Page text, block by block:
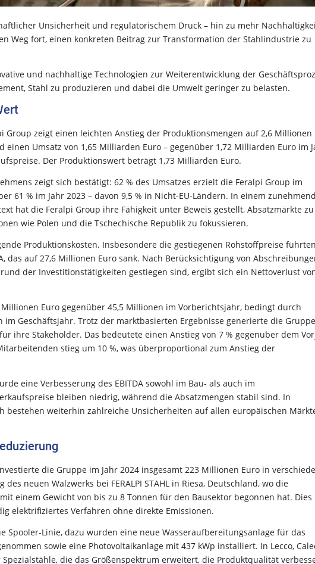
Unsicherheit und regulatorischem Druck – hin zu mehr
Weg fort, einen konkreten Beitrag zur Transformation der Stahlindustrie zu
und nachhaltige Technologien zur Weiterentwicklung der
Stahl zu produzieren und dabei die Umwelt geringer zu belasten.
Group zeigt einen leichten Anstieg der Produktionsmengen auf 2,6 Millionen
einen Umsatz von 1,65 Milliarden Euro – gegenüber 1,72 Milliarden Euro im
Der Produktionswert beträgt 1,73 Milliarden Euro.
zeigt sich bestätigt: 62 % des Umsatzes erzielt die Feralpi Group im
61 % im Jahr 2023 – davon 9,5 % in Nicht-EU-Ländern. In einem zunehmend
hat die Feralpi Group ihre Fähigkeit unter Beweis gestellt, Absatzmärkte zu
wie Polen und die Tschechische Republik zu fokussieren.
Produktionskosten. Insbesondere die gestiegenen Rohstoffpreise
das auf 27,6 Millionen Euro sank. Nach Berücksichtigung von
der Investitionstätigkeiten gestiegen sind, ergibt sich ein Nettoverlust
Euro gegenüber 45,5 Millionen im Vorberichtsjahr, bedingt durch
Geschäftsjahr. Trotz der marktbasierten Ergebnisse generierte die
ihre Stakeholder. Das bedeutete einen Anstieg von 7 % gegenüber dem
stieg um 10 %, was überproportional zum Anstieg der
eine Verbesserung des EBITDA sowohl im Bau- als auch im
bleiben niedrig, während die Absatzmengen stabil sind. In
bestehen weiterhin zahlreiche Unsicherheiten auf allen europäischen
die Gruppe im Jahr 2024 insgesamt 223 Millionen Euro in
neuen Walzwerks bei FERALPI STAHL in Riesa, Deutschland, wo die
einem Gewicht von bis zu 8 Tonnen für den Bausektor begonnen hat. Dies
elektrifiziertes Verfahren ohne direkte Emissionen.
Spooler-Linie, dazu wurden eine neue Wasseraufbereitungsanlage für das
sowie eine Photovoltaikanlage mit 437 kWp installiert. In Lecco,
die das Größenspektrum erweitert, die Produktqualität